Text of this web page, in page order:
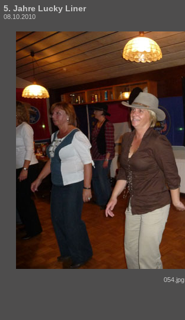
5. Jahre Lucky Liner
08.10.2010
054.jpg